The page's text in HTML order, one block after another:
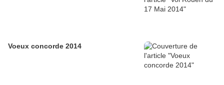
Voeux concorde 2014